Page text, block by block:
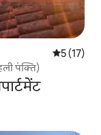
औसत रेटिंग
5 (17)
पंक्ति)